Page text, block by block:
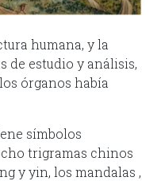
humana, y la
de estudio y análisis,
órganos había
símbolos
trigramas chinos
y yin, los mandalas ,